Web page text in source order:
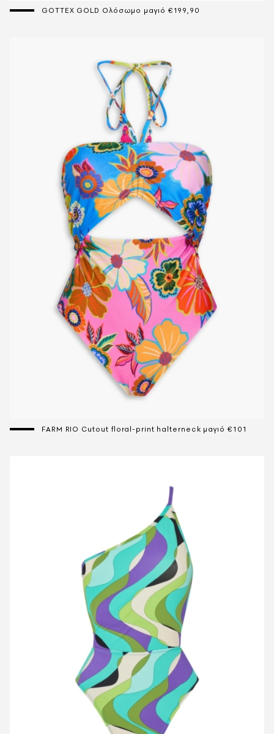
GOTTEX GOLD Ολόσωμο μαγιό €199,90
FARM RIO Cutout floral-print halterneck μαγιό €101